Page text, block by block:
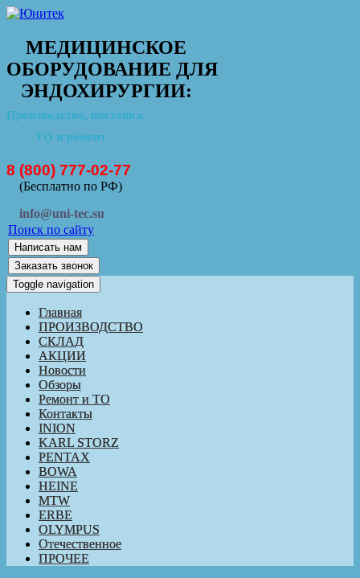
МЕДИЦИНСКОЕ
ОБОРУДОВАНИЕ ДЛЯ
ЭНДОХИРУРГИИ:
Производство, поставка,
ТО и ремонт
8 (800) 777-02-77
(Бесплатно по РФ)
info@uni-tec.su
Поиск по сайту
Написать нам
Заказать звонок
Toggle navigation
Главная
ПРОИЗВОДСТВО
СКЛАД
АКЦИИ
Новости
Обзоры
Ремонт и ТО
Контакты
INION
KARL STORZ
PENTAX
BOWA
HEINE
MTW
ERBE
OLYMPUS
Отечественное
ПРОЧЕЕ